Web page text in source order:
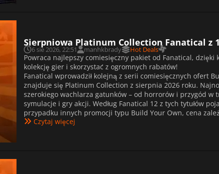
Sierpniowa Platinum Collection Fanatical z
6 sie 2026, 22:51 manhkbrady Hot Deals
Powraca najlepszy comiesięczny pakiet od Fanatical,
kolekcję gier i skorzystać z ogromnych rabatów!
Fanatical wprowadził kolejną z serii comiesięcznych ofert
znajduje się Platinum Collection z sierpnia 2026 roku.
szerokiego wachlarza gatunków – od horrorów i przygód
symulacje i gry akcji. Według Fanatical 12 z tych tytułów
przypadku innych promocji typu Build Your Own, cena
Czytaj więcej